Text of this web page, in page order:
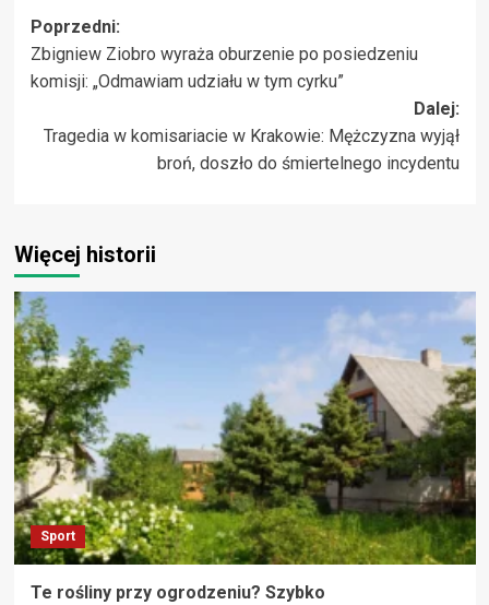
Zobacz
wpisy
Poprzedni:
Zbigniew Ziobro wyraża oburzenie po posiedzeniu
komisji: „Odmawiam udziału w tym cyrku”
Dalej:
Tragedia w komisariacie w Krakowie: Mężczyzna wyjął
broń, doszło do śmiertelnego incydentu
Więcej historii
Sport
Te rośliny przy ogrodzeniu? Szybko